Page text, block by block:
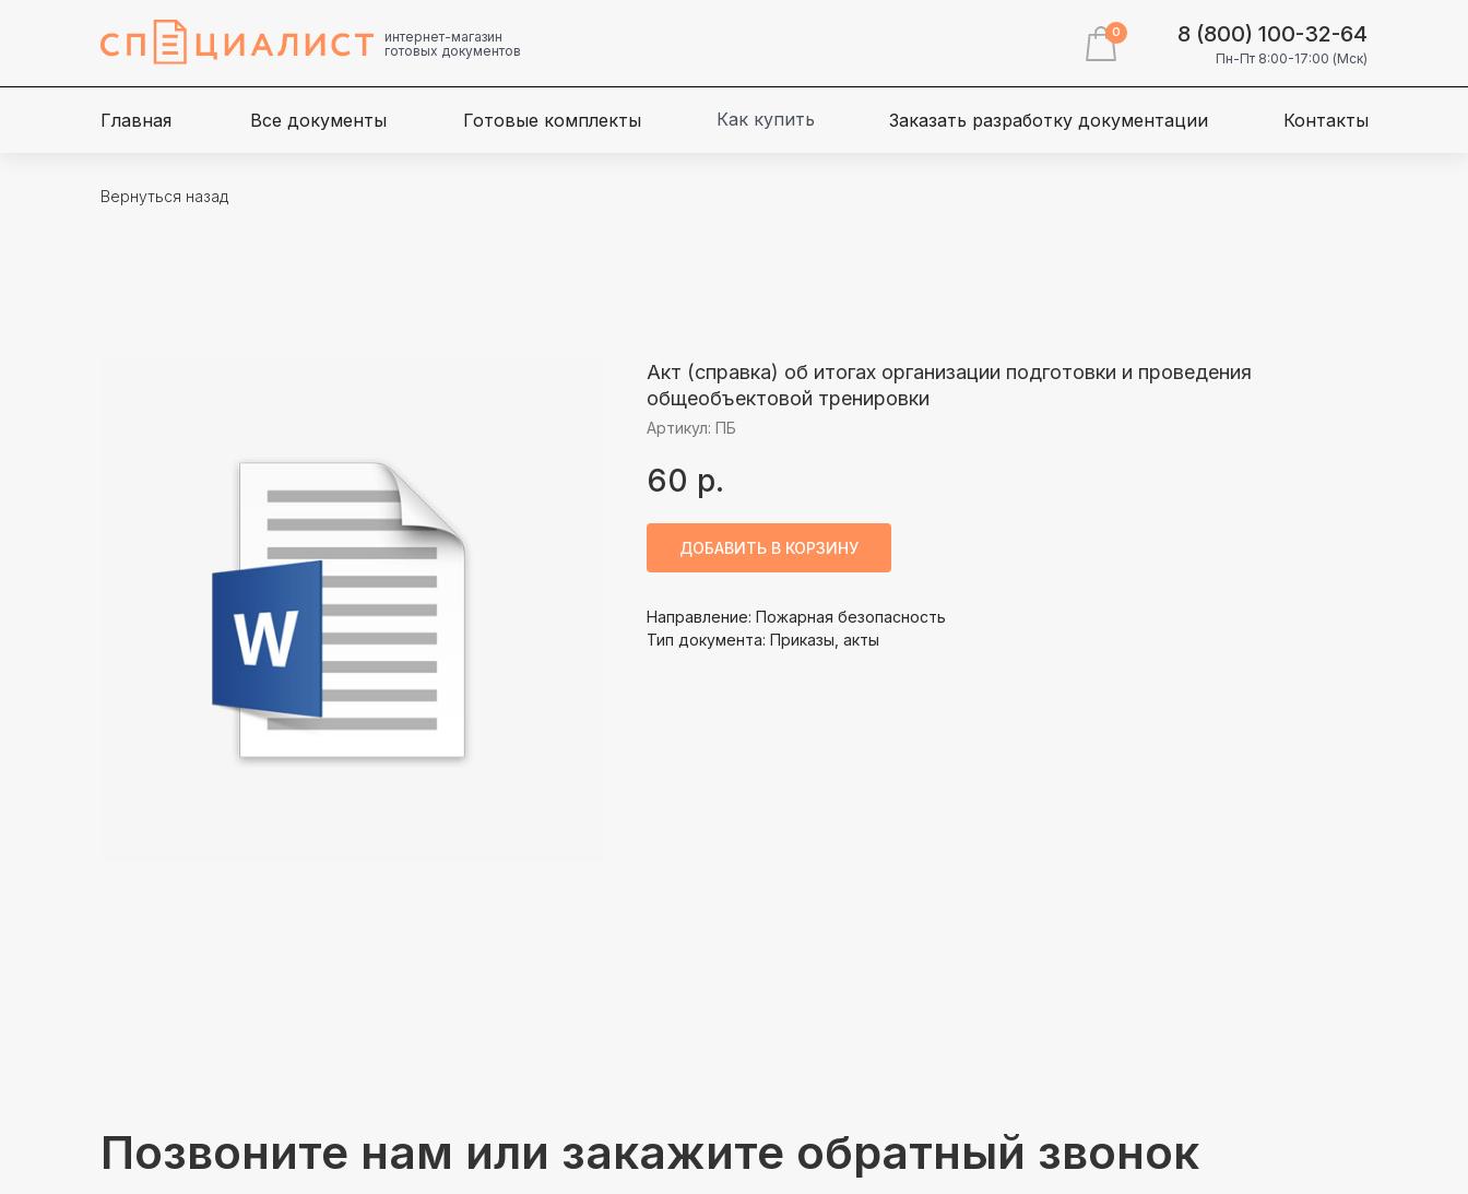
интернет-магазин
готовых документов
Главная Все документы Готовые комплекты Как купить Заказать разработку документации Контакты
Пн-Пт 8:00-17:00 (Мск)
8 (800) 100-32-64
0
Вернуться назад
Акт (справка) об итогах организации подготовки и проведения
общеобъектовой тренировки
Артикул: ПБ
60 р.
ДОБАВИТЬ В КОРЗИНУ
Направление: Пожарная безопасность
Тип документа: Приказы, акты
Позвоните нам или закажите обратный звонок